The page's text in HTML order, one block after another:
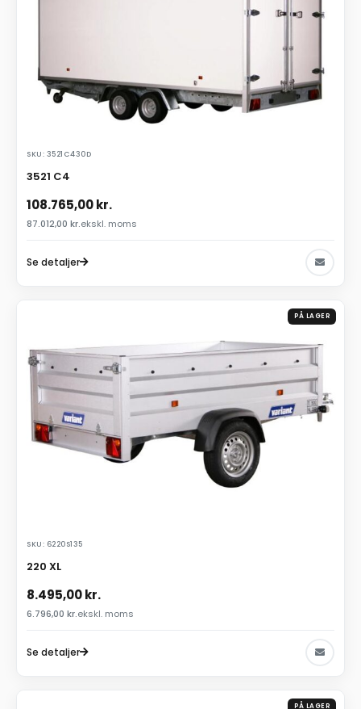
SKU: 3521C430D
3521 C4
108.765,00kr.
87.012,00 kr.ekskl. moms
Se detaljer
PÅ LAGER
SKU: 6220S135
220 XL
8.495,00kr.
6.796,00 kr.ekskl. moms
Se detaljer
PÅ LAGER